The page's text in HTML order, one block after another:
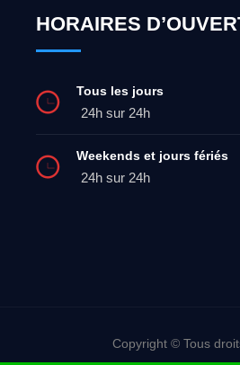
HORAIRES
Tous les jours
24h sur 24h
Weekends et jours fériés
24h sur 24h
Copyright © Tous